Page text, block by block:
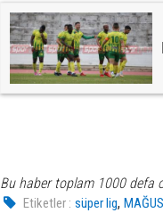
Bu haber toplam 1000 defa
Etiketler : süper lig,